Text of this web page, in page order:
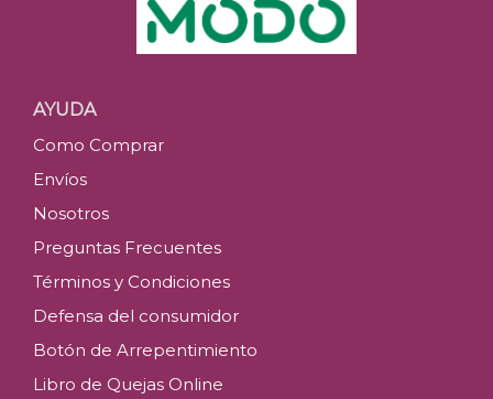
AYUDA
Como Comprar
Envíos
Nosotros
Preguntas Frecuentes
Términos y Condiciones
Defensa del consumidor
Botón de Arrepentimiento
Libro de Quejas Online